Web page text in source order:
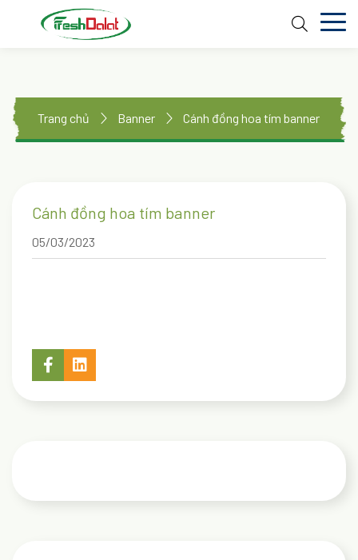
GIỚI THIỆU
Trang chủ Banner Cánh đồng hoa tím banner
Cánh đồng hoa tím banner
05/03/2023